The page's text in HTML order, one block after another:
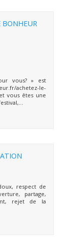
BONHEUR
vous? » est
achetez-le-
vous êtes une
respect de
partage,
rejet de la